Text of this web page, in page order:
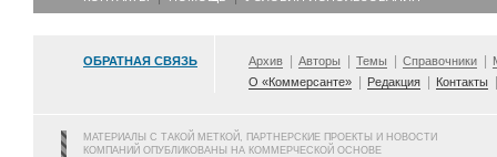
ОБРАТНАЯ СВЯЗЬ Архив Авторы Темы Справочники
О «Коммерсанте»
Редакция Контакты
МАТЕРИАЛЫ С ТАКОЙ МЕТКОЙ, ПАРТНЕРСКИЕ ПРОЕКТЫ И НОВОСТИ
КОМПАНИЙ ОПУБЛИКОВАНЫ НА КОММЕРЧЕСКОЙ ОСНОВЕ